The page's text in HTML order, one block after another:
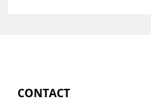
CONTACT